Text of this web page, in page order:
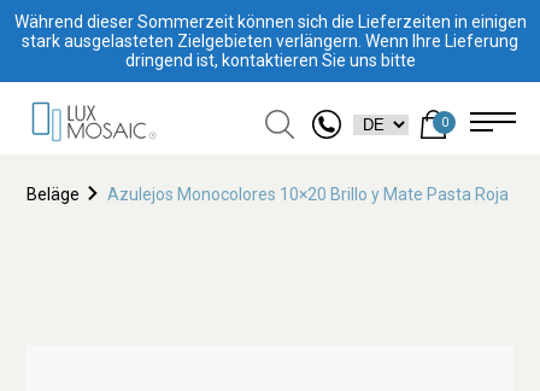
Während dieser Sommerzeit können sich die Lieferzeiten in einigen
stark ausgelasteten Zielgebieten verlängern. Wenn Ihre Lieferung
dringend ist, kontaktieren Sie uns bitte
0
Beläge Azulejos Monocolores 10×20 Brillo y Mate Pasta Roja